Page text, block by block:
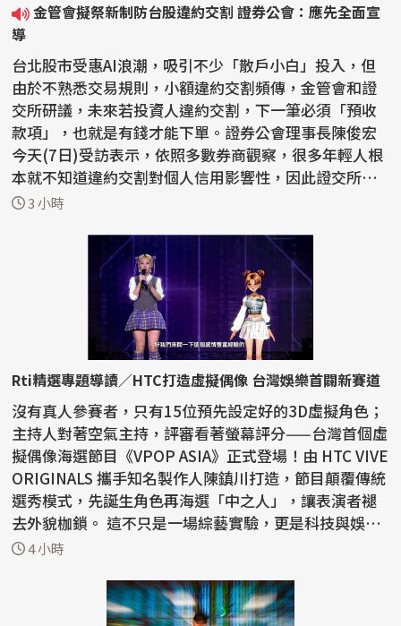
金管會擬祭新制防台股違約交割 證券公會：應先全面宣
導
台北股市受惠AI浪潮，吸引不少「散戶小白」投入，但
由於不熟悉交易規則，小額違約交割頻傳，金管會和證
交所研議，未來若投資人違約交割，下一筆必須「預收
款項」，也就是有錢才能下單。證券公會理事長陳俊宏
今天(7日)受訪表示，依照多數券商觀察，很多年輕人根
本就不知道違約交割對個人信用影響性，因此證交所應
先全...
3 小時
Rti精選專題導讀／HTC打造虛擬偶像 台灣娛樂首闢新賽道
沒有真人參賽者，只有15位預先設定好的3D虛擬角色；
主持人對著空氣主持，評審看著螢幕評分——台灣首個虛
擬偶像海選節目《VPOP ASIA》正式登場！由 HTC VIVE
ORIGINALS 攜手知名製作人陳鎮川打造，節目顛覆傳統
選秀模式，先誕生角色再海選「中之人」，讓表演者褪
去外貌枷鎖。 這不只是一場綜藝實驗，更是科技與娛樂
的...4 小時